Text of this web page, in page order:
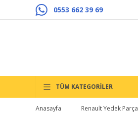
0553 662 39 69
TÜM KATEGORİLER
Anasayfa Renault Yedek Parça